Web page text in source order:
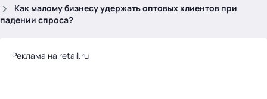
Как малому бизнесу удержать оптовых клиентов при
падении спроса?
Реклама на retail.ru